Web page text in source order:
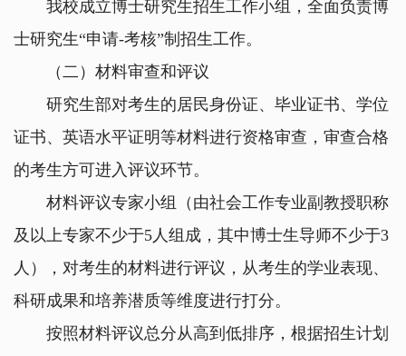
我校成立博士研究生招生工作小组，全面负责博
士研究生“申请-考核”制招生工作。
（二）材料审查和评议
研究生部对考生的居民身份证、毕业证书、学位
证书、英语水平证明等材料进行资格审查，审查合格
的考生方可进入评议环节。
材料评议专家小组（由社会工作专业副教授职称
及以上专家不少于5人组成，其中博士生导师不少于3
人），对考生的材料进行评议，从考生的学业表现、
科研成果和培养潜质等维度进行打分。
按照材料评议总分从高到低排序，根据招生计划